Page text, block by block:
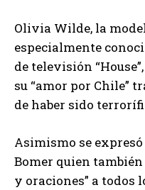
Olivia Wilde, la
especialmente
de televisión
su “amor por Chile”
de haber sido
Asimismo se
Bomer quien
y oraciones” a todos